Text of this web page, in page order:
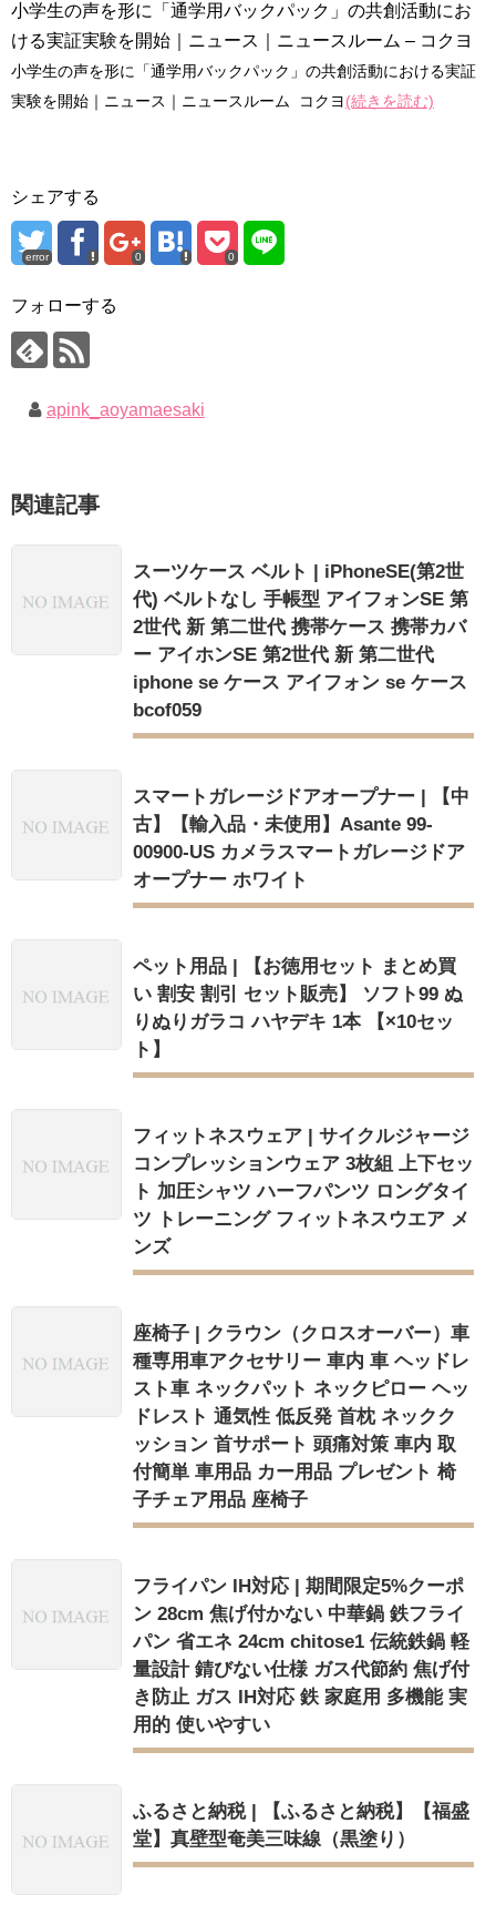
小学生の声を形に「通学用バックパック」の共創活動にお
ける実証実験を開始｜ニュース｜ニュースルーム – コクヨ
小学生の声を形に「通学用バックパック」の共創活動における実証
実験を開始｜ニュース｜ニュースルーム コクヨ(続きを読む)
シェアする
error 0 0
フォローする
apink_aoyamaesaki
関連記事
スーツケース ベルト | iPhoneSE(第2世
代) ベルトなし 手帳型 アイフォンSE 第
2世代 新 第二世代 携帯ケース 携帯カバ
ー アイホンSE 第2世代 新 第二世代
iphone se ケース アイフォン se ケース
bcof059
スマートガレージドアオープナー | 【中
古】【輸入品・未使用】Asante 99-
00900-US カメラスマートガレージドア
オープナー ホワイト
ペット用品 | 【お徳用セット まとめ買
い 割安 割引 セット販売】 ソフト99 ぬ
りぬりガラコ ハヤデキ 1本 【×10セッ
ト】
フィットネスウェア | サイクルジャージ
コンプレッションウェア 3枚組 上下セッ
ト 加圧シャツ ハーフパンツ ロングタイ
ツ トレーニング フィットネスウエア メ
ンズ
座椅子 | クラウン（クロスオーバー）車
種専用車アクセサリー 車内 車 ヘッドレ
スト車 ネックパット ネックピロー ヘッ
ドレスト 通気性 低反発 首枕 ネックク
ッション 首サポート 頭痛対策 車内 取
付簡単 車用品 カー用品 プレゼント 椅
子チェア用品 座椅子
フライパン IH対応 | 期間限定5%クーポ
ン 28cm 焦げ付かない 中華鍋 鉄フライ
パン 省エネ 24cm chitose1 伝統鉄鍋 軽
量設計 錆びない仕様 ガス代節約 焦げ付
き防止 ガス IH対応 鉄 家庭用 多機能 実
用的 使いやすい
ふるさと納税 | 【ふるさと納税】【福盛
堂】真壁型奄美三味線（黒塗り）